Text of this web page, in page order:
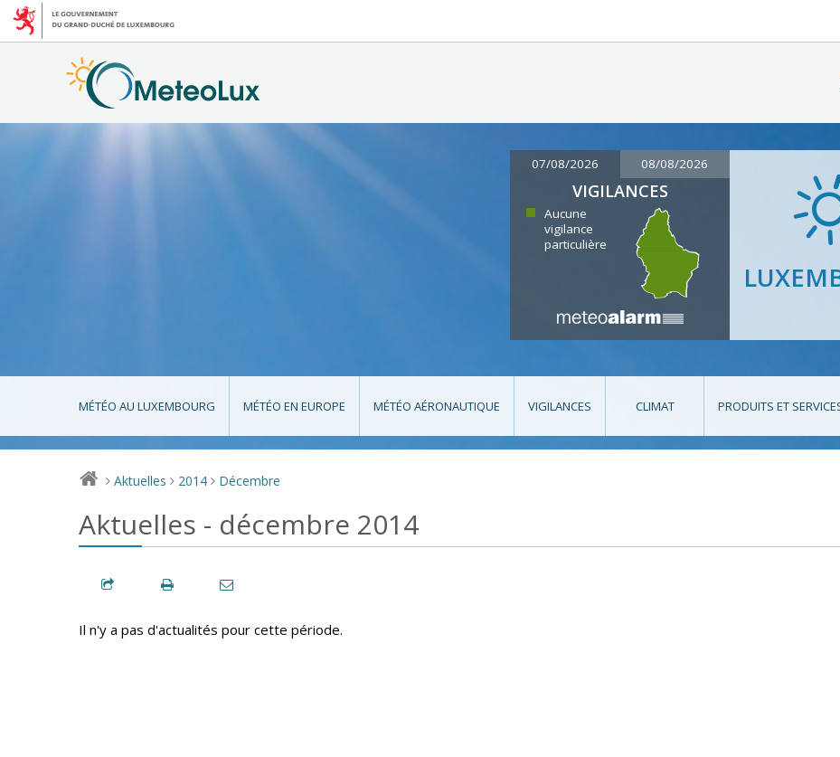
07/08/2026 08/08/2026
VIGILANCES
Aucune
vigilance
particulière
MÉTÉO AU LUXEMBOURG MÉTÉO EN EUROPE MÉTÉO AÉRONAUTIQUE VIGILANCES CLIMAT PRODUITS ET
> Aktuelles > 2014 > Décembre
Aktuelles - décembre 2014
Il n'y a pas d'actualités pour cette période.